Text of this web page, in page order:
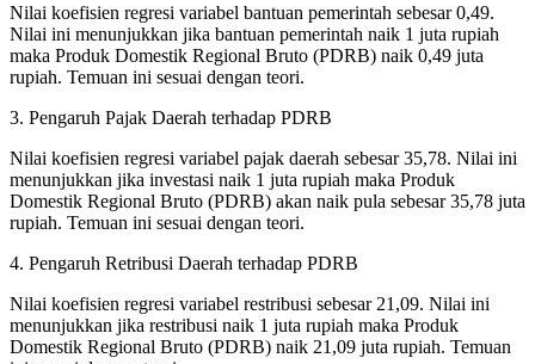
Nilai koefisien regresi variabel bantuan pemerintah sebesar 0,49.
Nilai ini menunjukkan jika bantuan pemerintah naik 1 juta rupiah
maka Produk Domestik Regional Bruto (PDRB) naik 0,49 juta
rupiah. Temuan ini sesuai dengan teori.
3. Pengaruh Pajak Daerah terhadap PDRB
Nilai koefisien regresi variabel pajak daerah sebesar 35,78. Nilai ini
menunjukkan jika investasi naik 1 juta rupiah maka Produk
Domestik Regional Bruto (PDRB) akan naik pula sebesar 35,78 juta
rupiah. Temuan ini sesuai dengan teori.
4. Pengaruh Retribusi Daerah terhadap PDRB
Nilai koefisien regresi variabel restribusi sebesar 21,09. Nilai ini
menunjukkan jika restribusi naik 1 juta rupiah maka Produk
Domestik Regional Bruto (PDRB) naik 21,09 juta rupiah. Temuan